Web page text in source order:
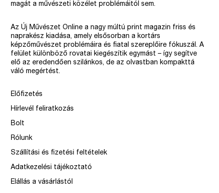
magát a művészeti közélet problémáitól sem.
Az Új Művészet Online a nagy múltú print magazin friss és
naprakész kiadása, amely elsősorban a kortárs
képzőművészet problémáira és fiatal szereplőire fókuszál. A
felület különböző rovatai kiegészítik egymást – így segítve
elő az eredendően szilánkos, de az olvastban kompakttá
váló megértést.
Előfizetés
Hírlevél feliratkozás
Bolt
Rólunk
Szállítási és fizetési feltételek
Adatkezelési tájékoztató
Elállás a vásárlástól